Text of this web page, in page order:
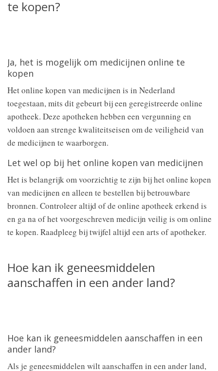
te kopen?
Ja, het is mogelijk om medicijnen online te
kopen
Het online kopen van medicijnen is in Nederland
toegestaan, mits dit gebeurt bij een geregistreerde online
apotheek. Deze apotheken hebben een vergunning en
voldoen aan strenge kwaliteitseisen om de veiligheid van
de medicijnen te waarborgen.
Let wel op bij het online kopen van medicijnen
Het is belangrijk om voorzichtig te zijn bij het online kopen
van medicijnen en alleen te bestellen bij betrouwbare
bronnen. Controleer altijd of de online apotheek erkend is
en ga na of het voorgeschreven medicijn veilig is om online
te kopen. Raadpleeg bij twijfel altijd een arts of apotheker.
Hoe kan ik geneesmiddelen
aanschaffen in een ander land?
Hoe kan ik geneesmiddelen aanschaffen in een
ander land?
Als je geneesmiddelen wilt aanschaffen in een ander land,